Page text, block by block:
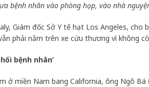
bệnh nhân vào phòng họp, vào nhà
Giám đốc Sở Y tế hạt Los Angeles,
phải nằm trên xe cứu thương vì không
bệnh nhân’
ở miền Nam bang California, ông Ngô